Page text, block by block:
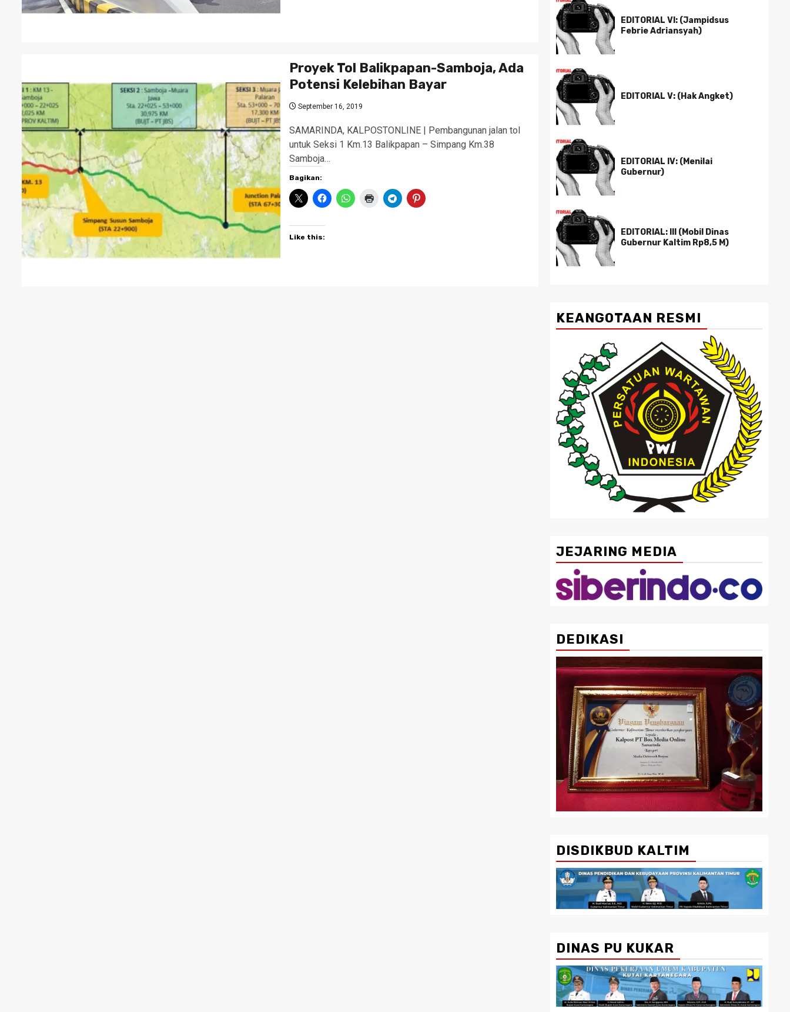
Proyek Tol Balikpapan-Samboja, Ada
Potensi Kelebihan Bayar
September 16, 2019
SAMARINDA, KALPOSTONLINE | Pembangunan jalan tol
untuk Seksi 1 Km.13 Balikpapan – Simpang Km.38
Samboja…
Bagikan:
Like this:
EDITORIAL VI: (Jampidsus
Febrie Adriansyah)
EDITORIAL V: (Hak Angket)
EDITORIAL IV: (Menilai
Gubernur)
EDITORIAL: III (Mobil Dinas
Gubernur Kaltim Rp8,5 M)
KEANGOTAAN RESMI
JEJARING MEDIA
DEDIKASI
DISDIKBUD KALTIM
DINAS PU KUKAR